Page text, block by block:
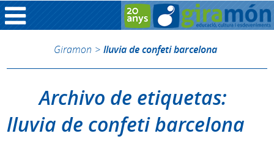
Giramon > lluvia de confeti barcelona
Archivo de etiquetas:
lluvia de confeti barcelona